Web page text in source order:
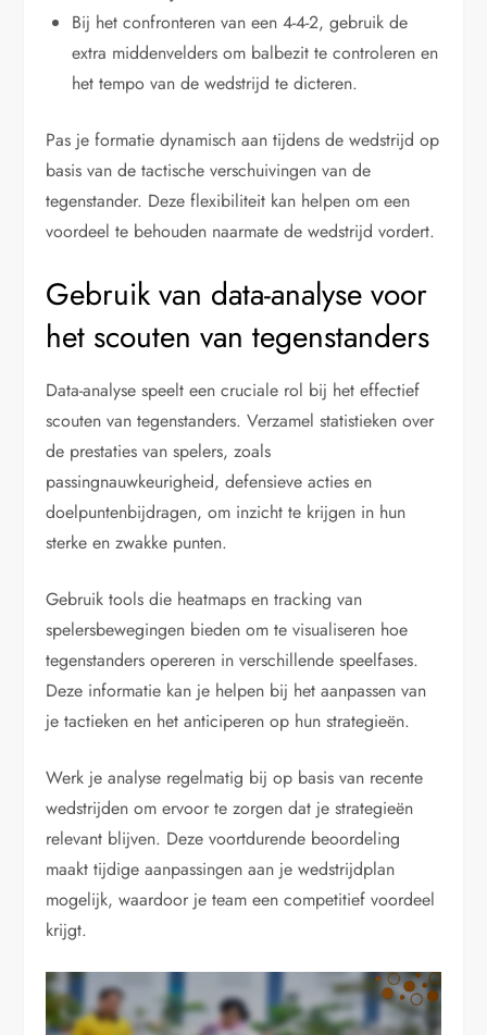
Bij het confronteren van een 4-4-2, gebruik de
extra middenvelders om balbezit te controleren en
het tempo van de wedstrijd te dicteren.
Pas je formatie dynamisch aan tijdens de wedstrijd op
basis van de tactische verschuivingen van de
tegenstander. Deze flexibiliteit kan helpen om een
voordeel te behouden naarmate de wedstrijd vordert.
Gebruik van data-analyse voor
het scouten van tegenstanders
Data-analyse speelt een cruciale rol bij het effectief
scouten van tegenstanders. Verzamel statistieken over
de prestaties van spelers, zoals
passingnauwkeurigheid, defensieve acties en
doelpuntenbijdragen, om inzicht te krijgen in hun
sterke en zwakke punten.
Gebruik tools die heatmaps en tracking van
spelersbewegingen bieden om te visualiseren hoe
tegenstanders opereren in verschillende speelfases.
Deze informatie kan je helpen bij het aanpassen van
je tactieken en het anticiperen op hun strategieën.
Werk je analyse regelmatig bij op basis van recente
wedstrijden om ervoor te zorgen dat je strategieën
relevant blijven. Deze voortdurende beoordeling
maakt tijdige aanpassingen aan je wedstrijdplan
mogelijk, waardoor je team een competitief voordeel
krijgt.